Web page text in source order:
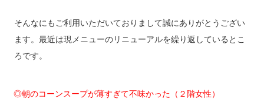
そんなにもご利用いただいておりまして誠にありがとうござい
ます。最近は現メニューのリニューアルを繰り返しているとこ
ろです。
◎朝のコーンスープが薄すぎて不味かった（２階女性）